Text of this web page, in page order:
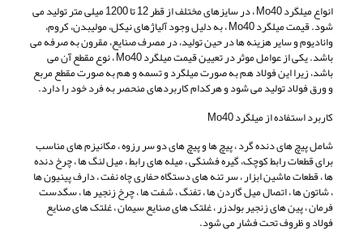
انواع میلگرد Mo40 ، در سایزهای مختلف از قطر 12 تا 1200 میلی متر تولید می
شود. قیمت میلگرد Mo40 ، به دلیل وجود آلیاژهای نیکل، مولیبدن، کروم،
وانادیوم و سایر هزینه ها در حین تولید، در مصرف صنایع، مقرون به صرفه می
باشد. یکی از عوامل موثر در تعیین قیمت میلگرد Mo40 ، نوع مقطع آن می
باشد، زیرا این فولاد هم به صورت میلگرد و تسمه و هم به صورت مقطع مربع
و ورق فولاد تولید می شود و هرکدام کاربردهای منحصر به فرد خود را دارد.
کاربرد استفاده از میلگرد Mo40
شامل پیچ های دنده گرد ، پیچ ها و پیچ های دو سر رزوه ، مکانیزم های مناسب
برای قطعات رابط کوچک، گیره فشنگی ، میله های رابط ، میل لنگ ها ، چرخ دنده
ها ، قطعات ماشین ابزار ، سر تنه های دستگاه حفاری چاه نفت ، دارف پینیون ها
، شاتون ها ، اتصال میل گاردن ها ، تفنگ ، شفت ها ، چرخ زنجیر ها ، سگدست
فرمان ، پین های زنجیر بولدزر ، غلتک های صنایع سیمان ، غلتک های صنایع
فولاد و ظروف تحت فشار می شود.